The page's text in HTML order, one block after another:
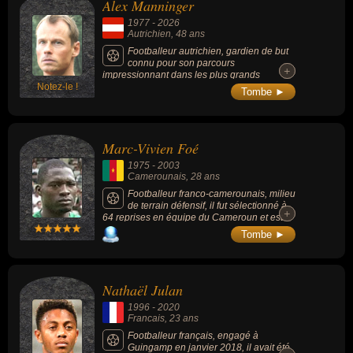
Notez-le !
Alex Manninger
1977 - 2026
Autrichien, 48 ans
Footballeur autrichien, gardien de but
connu pour son parcours
impressionnant dans les plus grands
championnats européens. Il est entré dans
l'histoire d'Arsenal en 1998, où ses
FA Cup. Véritable globe-trotter du football, il
a porté les couleurs de clubs prestigieux
comme la Juventus, la Fiorentina ou encore
Liverpool. Au-delà de ses clubs, il a
fièrement représenté l'Autriche à 33 reprises,
participant notamment à l'Euro 2008.
+
+
Tombe ►
Marc-Vivien Foé
1975 - 2003
Camerounais, 28 ans
Footballeur franco-camerounais, milieu
de terrain défensif, il fut sélectionné à
64 reprises en équipe du Cameroun et est
mort à l'âge de 28 ans d'un accident
cardiaque au cours d'un match de son
+
+
Tombe ►
Nathaël Julan
1996 - 2020
Francais, 23 ans
Footballeur français, engagé à
Guingamp en janvier 2018, il avait été